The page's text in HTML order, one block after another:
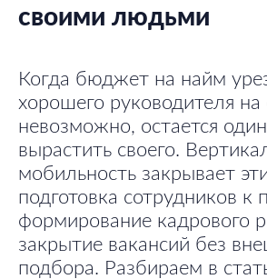
своими людьми
Когда бюджет на найм
хорошего руководителя на
невозможно, остается
вырастить своего.
мобильность закрывает
подготовка сотрудников
формирование кадрового
закрытие вакансий без
подбора. Разбираем в